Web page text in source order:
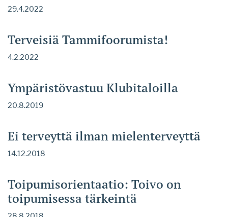
29.4.2022
Terveisiä Tammifoorumista!
4.2.2022
Ympäristövastuu Klubitaloilla
20.8.2019
Ei terveyttä ilman mielenterveyttä
14.12.2018
Toipumisorientaatio: Toivo on
toipumisessa tärkeintä